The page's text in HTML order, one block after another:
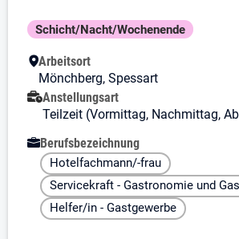
Besondere Merkmale
Schicht/Nacht/Wochenende
Arbeitsort
Mönchberg, Spessart
Anstellungsart
Teilzeit (Vormittag, Nachmittag,
Berufsbezeichnung
Hotelfachmann/-frau
Servicekraft - Gastronomie und
Helfer/in - Gastgewerbe